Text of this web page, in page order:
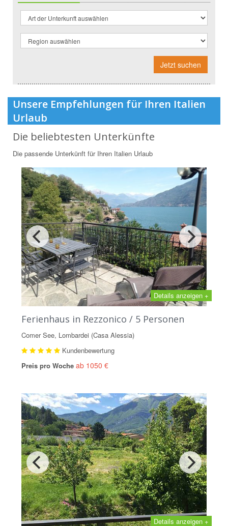
Jetzt suchen
Unsere Empfehlungen für Ihren Italien
Urlaub
Die beliebtesten Unterkünfte
Die passende Unterkünft für Ihren Italien Urlaub
Details anzeigen +
Ferienhaus in Rezzonico / 5 Personen
Comer See, Lombardei (Casa Alessia)
Kundenbewertung
Preis pro Woche ab 1050 €
Details anzeigen +